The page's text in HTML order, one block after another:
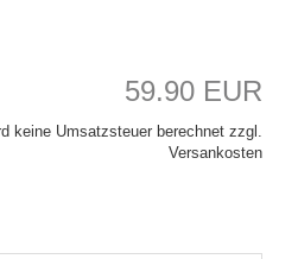
59.90 EUR
keine Umsatzsteuer berechnet zzgl.
Versankosten